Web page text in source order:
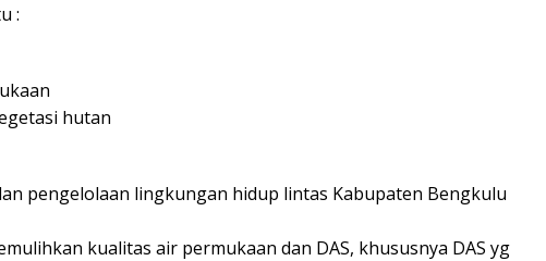
:
hutan
pengelolaan lingkungan hidup lintas Kabupaten Bengkulu
kualitas air permukaan dan DAS, khususnya DAS yg